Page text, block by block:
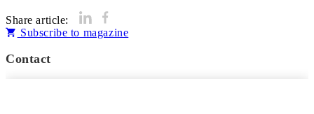
Share article:
Subscribe to magazine
Contact